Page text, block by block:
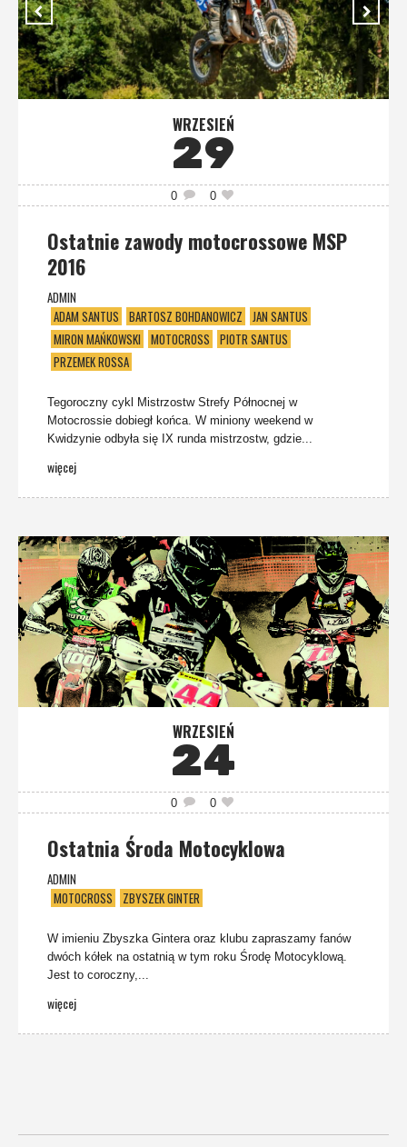
WRZESIEŃ
29
0 0
Ostatnie zawody motocrossowe MSP
2016
ADMIN
ADAM SANTUS BARTOSZ BOHDANOWICZ
JAN SANTUS
MIRON MAŃKOWSKI MOTOCROSS PIOTR SANTUS
PRZEMEK ROSSA
Tegoroczny cykl Mistrzostw Strefy Północnej w
Motocrossie dobiegł końca. W miniony weekend w
Kwidzynie odbyła się IX runda mistrzostw, gdzie...
więcej
WRZESIEŃ
24
0 0
Ostatnia Środa Motocyklowa
ADMIN
MOTOCROSS
ZBYSZEK GINTER
W imieniu Zbyszka Gintera oraz klubu zapraszamy fanów
dwóch kółek na ostatnią w tym roku Środę Motocyklową.
Jest to coroczny,...
więcej